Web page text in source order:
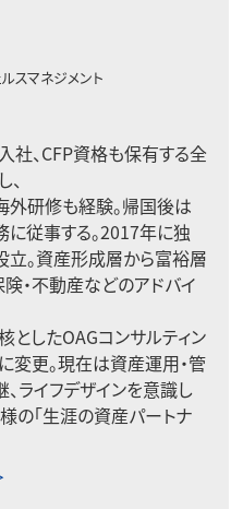
スマネジメント
、CFP資格も保有する全
外研修も経験。帰国後は
従事する。2017年に独
立。資産形成層から富裕層
・不動産などのアドバイ
したOAGコンサルティン
変更。現在は資産運用・管
ライフデザインを意識し
の「生涯の資産パートナ